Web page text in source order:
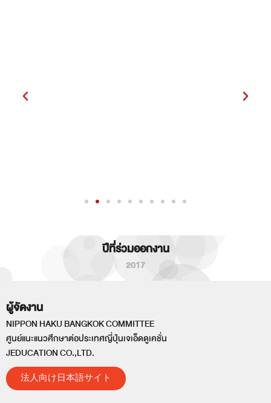
ปีที่ร่วมออกงาน
2017
ผู้จัดงาน
NIPPON HAKU BANGKOK COMMITTEE
ศูนย์แนะแนวศึกษาต่อประเทศญี่ปุ่นเจเอ็ดดูเคชั่น
JEDUCATION CO.,LTD.
法人向け日本語サイト